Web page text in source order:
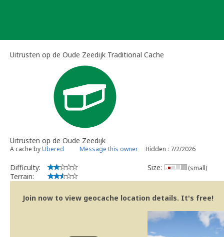
Uitrusten op de Oude Zeedijk Traditional Cache
Uitrusten op de Oude Zeedijk
A cache byUbered Message this owner Hidden : 7/2/2026
Difficulty:
Terrain:
Size: (small)
Join now to view geocache location details. It's free!